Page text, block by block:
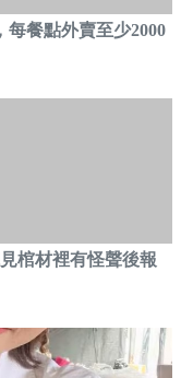
每餐點外賣至少2000
棺材裡有怪聲後報